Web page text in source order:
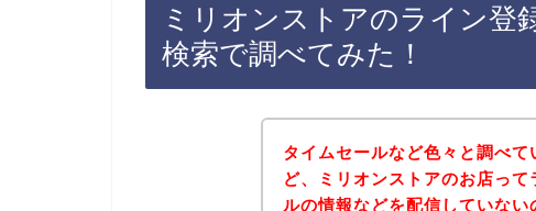
ミリオンストアのライン登
検索で調べてみた！
タイムセールなど色々と調べ
ど、ミリオンストアのお店っ
ルの情報などを配信していない